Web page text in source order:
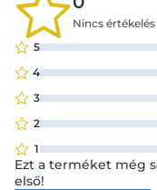
Nincs értékelés
5
4
3
2
1
Ezt a terméket még
első!